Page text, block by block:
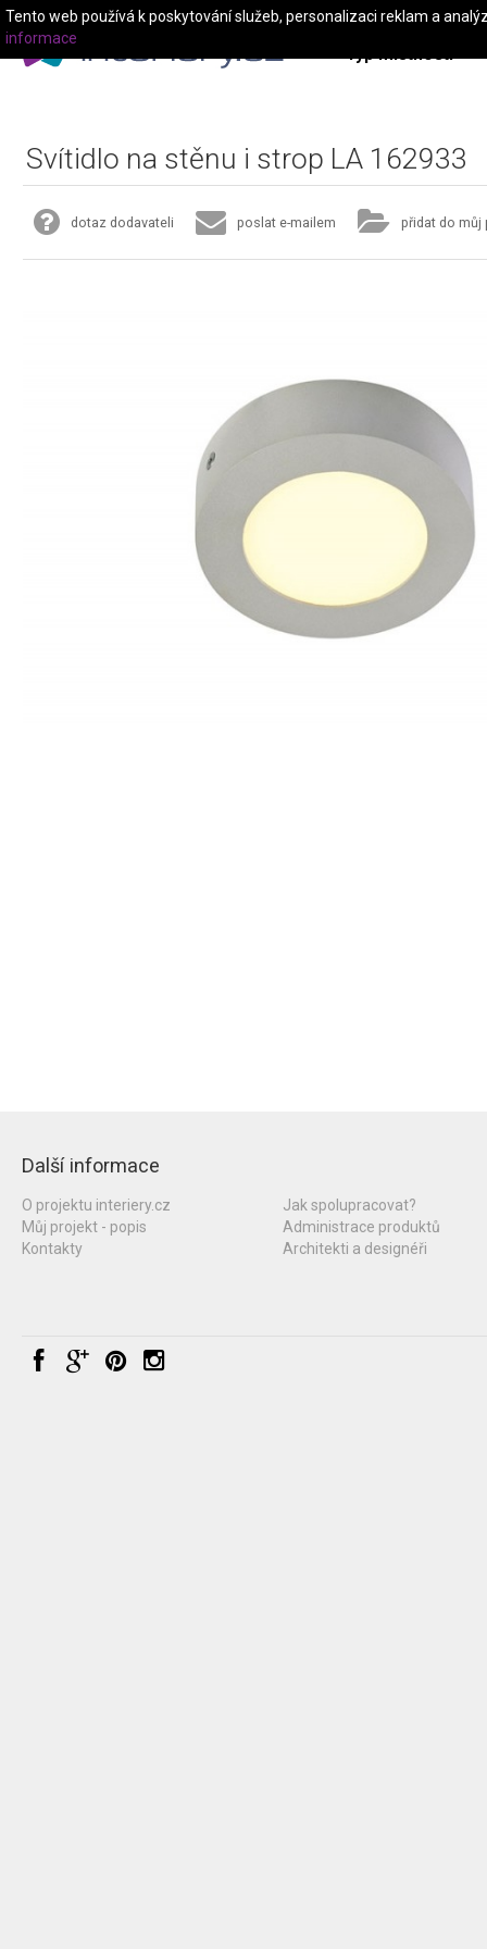
Typ místnosti
Svítidlo na stěnu i strop LA 162933
dotaz dodavateli poslat e-mailem přidat do můj
Další informace
O projektu interiery.cz
Můj projekt - popis
Kontakty
Jak spolupracovat?
Administrace produktů
Architekti a designéři
Tento web používá k poskytování služeb, personalizaci reklam a
informace